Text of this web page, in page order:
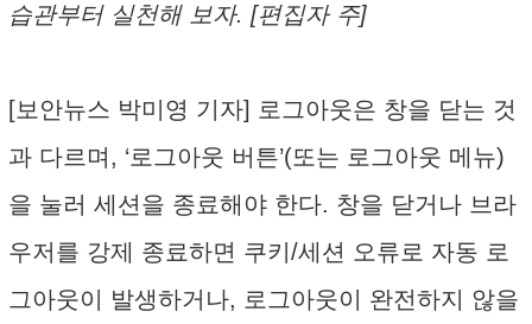
습관부터 실천해 보자. [편집자 주]
[보안뉴스 박미영 기자] 로그아웃은 창을 닫는 것
과 다르며, ‘로그아웃 버튼’(또는 로그아웃 메뉴)
을 눌러 세션을 종료해야 한다. 창을 닫거나 브라
우저를 강제 종료하면 쿠키/세션 오류로 자동 로
그아웃이 발생하거나, 로그아웃이 완전하지 않을